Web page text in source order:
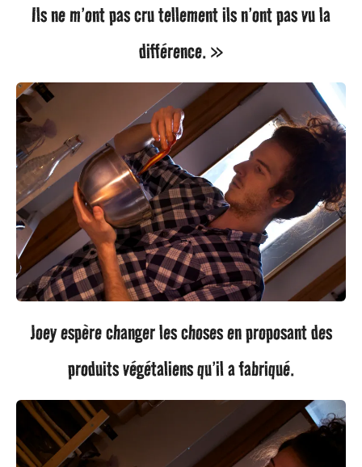
Ils ne m’ont pas cru tellement ils n’ont pas vu la
différence. »
Joey espère changer les choses en proposant des
produits végétaliens qu’il a fabriqué.